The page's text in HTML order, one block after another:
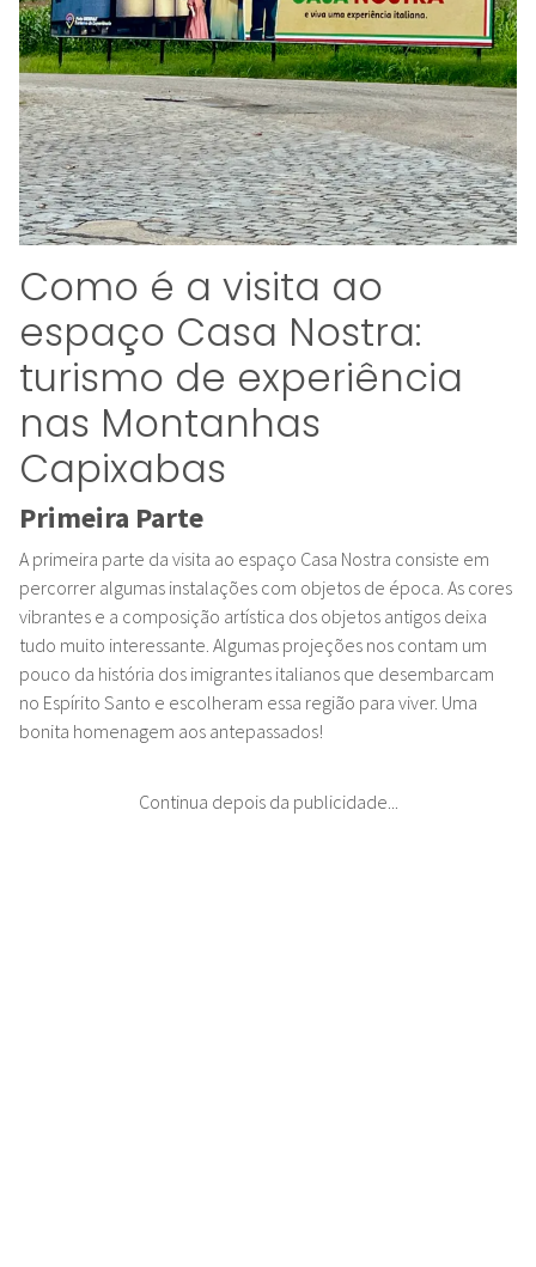
Como é a visita ao
espaço Casa Nostra:
turismo de experiência
nas Montanhas
Capixabas
Primeira Parte
A primeira parte da visita ao espaço Casa Nostra consiste em
percorrer algumas instalações com objetos de época. As cores
vibrantes e a composição artística dos objetos antigos deixa
tudo muito interessante. Algumas projeções nos contam um
pouco da história dos imigrantes italianos que desembarcam
no Espírito Santo e escolheram essa região para viver. Uma
bonita homenagem aos antepassados!
Continua depois da publicidade...